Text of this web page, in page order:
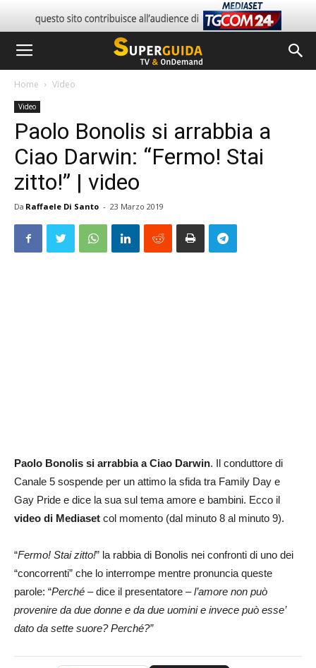
Home Video
Video
Paolo Bonolis si arrabbia a
Ciao Darwin: “Fermo! Stai
zitto!” | video
Da Raffaele Di Santo - 23 Marzo 2019
Paolo Bonolis si arrabbia a Ciao Darwin. Il conduttore di
Canale 5 sospende per un attimo la sfida tra Family Day e
Gay Pride e dice la sua sul tema amore e bambini. Ecco il
video di Mediaset col momento (dal minuto 8 al minuto 9).
“Fermo! Stai zitto!” la rabbia di Bonolis nei confronti di uno dei
“concorrenti” che lo interrompe mentre pronuncia queste
parole: “Perché – dice il presentatore –l’amore non può
provenire da due donne e da due uomini e invece può esse’
dato da sette suore? Perché?”